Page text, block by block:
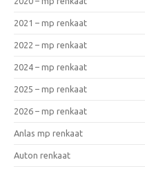
2021 – mp renkaat
2022 – mp renkaat
2024 – mp renkaat
2025 – mp renkaat
2026 – mp renkaat
Anlas mp renkaat
Auton renkaat